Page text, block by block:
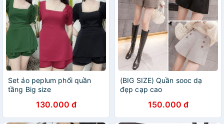
Set áo peplum phối quần
tầng Big size
130.000 đ
(BIG SIZE) Quần sooc dạ
đẹp cạp cao
150.000 đ